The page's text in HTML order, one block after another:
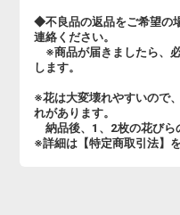
◆不良品の返品をご希望の
連絡ください。
※商品が届きましたら、
します。
※花は大変壊れやすいので
れがあります。
納品後、1、2枚の花びら
※詳細は【特定商取引法】